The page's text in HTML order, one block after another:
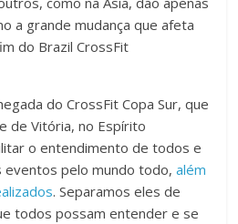
a grande mudança que afeta
do Brazil CrossFit
do CrossFit Copa Sur, que
de Vitória, no Espírito
o entendimento de todos e
eventos pelo mundo todo,além
. Separamos eles de
todos possam entender e se